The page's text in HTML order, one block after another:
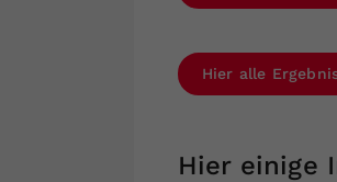
Hier alle
Hier einige